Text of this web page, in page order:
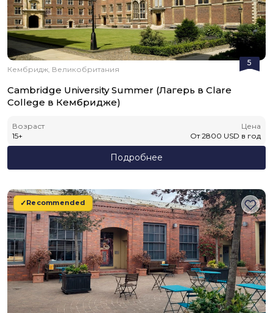
5
Кембридж, Великобритания
Cambridge University Summer (Лагерь в Clare
College в Кембридже)
Возраст
15+
Цена
От 2800 USD в год
Подробнее
Recommended